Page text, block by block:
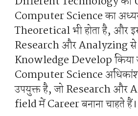
Computer Science का
Theoretical भी होता है, और
Research और Analyzing
Knowledge Develop किया
Computer Science
उपयुक्त है, जो Research और
field में Career बनाना चाहते हैं।